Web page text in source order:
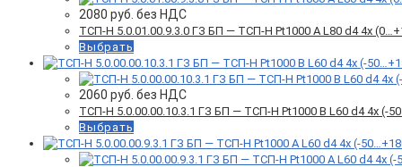
2080 руб. без НДС
ТСП-Н 5.0.01.00.9.3.0 ГЗ БП — ТСП-Н Pt1000 A L80 d4 4x
Выбрать
2060 руб. без НДС
ТСП-Н 5.0.00.00.10.3.1 ГЗ БП — ТСП-Н Pt1000 B L60 d4 4x (-
Выбрать